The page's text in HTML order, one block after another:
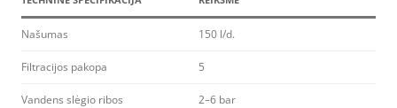
Našumas 150 l/d.
Filtracijos pakopa 5
Vandens slėgio ribos 2–6 bar